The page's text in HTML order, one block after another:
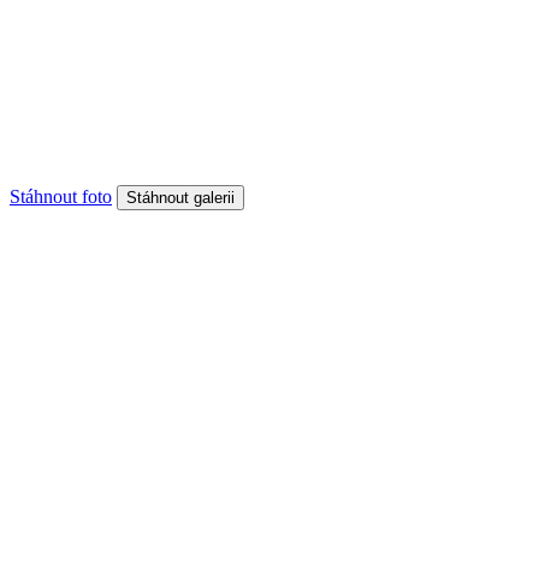
Stáhnout foto